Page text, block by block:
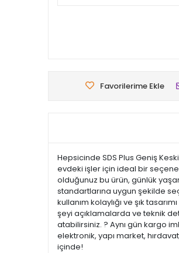
Favorilerime Ekle
Hepsicinde SDS Plus Geniş
evdeki işler için ideal bir
olduğunuz bu ürün, günlük
standartlarına uygun şekilde
kullanım kolaylığı ve şık
şeyi açıklamalarda ve teknik
atabilirsiniz. ? Aynı gün kargo
elektronik, yapı market,
içinde!